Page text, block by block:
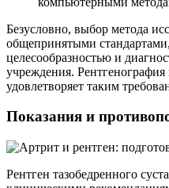
Безусловно, выбор метода
общепринятыми
целесообразностью и
учреждения.
удовлетворяет таким
Показания и
Рентген тазобедренного